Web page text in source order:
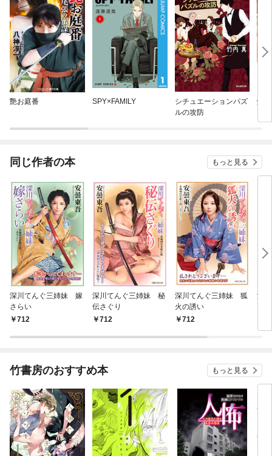
艶お庭番 SPY×FAMILY
シチュエーションパズ
ルの攻防
燃
同じ作者の本 もっと見る
深川てんぐ三姉妹 嫁
さらい
712
深川てんぐ三姉妹 秘
伝さぐり
712
深川てんぐ三姉妹 狐
火の誘い
712
深
竹書房のおすすめ本 もっと見る